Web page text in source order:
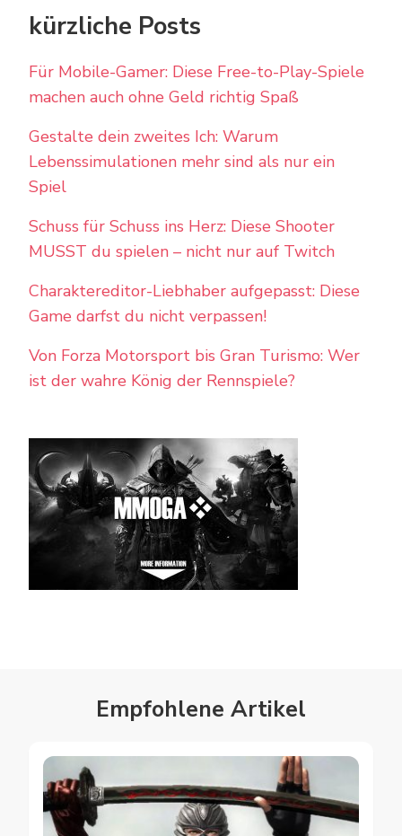
kürzliche Posts
Für Mobile-Gamer: Diese Free-to-Play-Spiele
machen auch ohne Geld richtig Spaß
Gestalte dein zweites Ich: Warum
Lebenssimulationen mehr sind als nur ein
Spiel
Schuss für Schuss ins Herz: Diese Shooter
MUSST du spielen – nicht nur auf Twitch
Charaktereditor-Liebhaber aufgepasst: Diese
Game darfst du nicht verpassen!
Von Forza Motorsport bis Gran Turismo: Wer
ist der wahre König der Rennspiele?
Empfohlene Artikel